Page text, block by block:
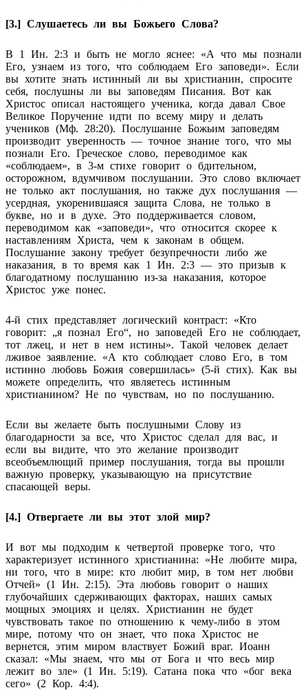
[3.] Слушаетесь ли вы Божьего Слова?
В 1 Ин. 2:3 и быть не могло яснее: «А что мы познали
Его, узнаем из того, что соблюдаем Его заповеди». Если
вы хотите знать истинный ли вы христианин, спросите
себя, послушны ли вы заповедям Писания. Вот как
Христос описал настоящего ученика, когда давал Свое
Великое Поручение идти по всему миру и делать
учеников (Мф. 28:20). Послушание Божьим заповедям
производит уверенность — точное знание того, что мы
познали Его. Греческое слово, переводимое как
«соблюдаем», в 3-м стихе говорит о бдительном,
осторожном, вдумчивом послушании. Это слово включает
не только акт послушания, но также дух послушания —
усердная, укоренившаяся защита Слова, не только в
букве, но и в духе. Это поддерживается словом,
переводимом как «заповеди», что относится скорее к
наставлениям Христа, чем к законам в общем.
Послушание закону требует безупречности либо же
наказания, в то время как 1 Ин. 2:3 — это призыв к
благодатному послушанию из-за наказания, которое
Христос уже понес.
4-й стих представляет логический контраст: «Кто
говорит: „я познал Его“, но заповедей Его не соблюдает,
тот лжец, и нет в нем истины». Такой человек делает
лживое заявление. «А кто соблюдает слово Его, в том
истинно любовь Божия совершилась» (5-й стих). Как вы
можете определить, что являетесь истинным
христианином? Не по чувствам, но по послушанию.
Если вы желаете быть послушными Слову из
благодарности за все, что Христос сделал для вас, и
если вы видите, что это желание производит
всеобъемлющий пример послушания, тогда вы прошли
важную проверку, указывающую на присутствие
спасающей веры.
[4.] Отвергаете ли вы этот злой мир?
И вот мы подходим к четвертой проверке того, что
характеризует истинного христианина: «Не любите мира,
ни того, что в мире: кто любит мир, в том нет любви
Отчей» (1 Ин. 2:15). Эта любовь говорит о наших
глубочайших сдерживающих факторах, наших самых
мощных эмоциях и целях. Христианин не будет
чувствовать такое по отношению к чему-либо в этом
мире, потому что он знает, что пока Христос не
вернется, этим миром властвует Божий враг. Иоанн
сказал: «Мы знаем, что мы от Бога и что весь мир
лежит во зле» (1 Ин. 5:19). Сатана пока что «бог века
сего» (2 Кор. 4:4).